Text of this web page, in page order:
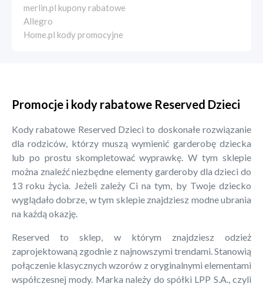
merlin.pl kupony rabatowe
Allegro
Home.pl kody promocyjne
Promocje i kody rabatowe Reserved Dzieci
Kody rabatowe Reserved Dzieci to doskonałe rozwiązanie
dla rodziców, którzy muszą wymienić garderobę dziecka
lub po prostu skompletować wyprawkę. W tym sklepie
można znaleźć niezbędne elementy garderoby dla dzieci do
13 roku życia. Jeżeli zależy Ci na tym, by Twoje dziecko
wyglądało dobrze, w tym sklepie znajdziesz modne ubrania
na każdą okazję.
Reserved to sklep, w którym znajdziesz odzież
zaprojektowaną zgodnie z najnowszymi trendami. Stanowią
połączenie klasycznych wzorów z oryginalnymi elementami
współczesnej mody. Marka należy do spółki LPP S.A., czyli